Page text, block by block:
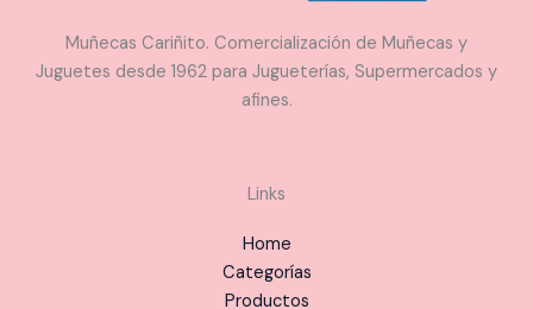
Muñecas Cariñito. Comercialización de Muñecas y
Juguetes desde 1962 para Jugueterías, Supermercados y
afines.
Links
Home
Categorías
Productos